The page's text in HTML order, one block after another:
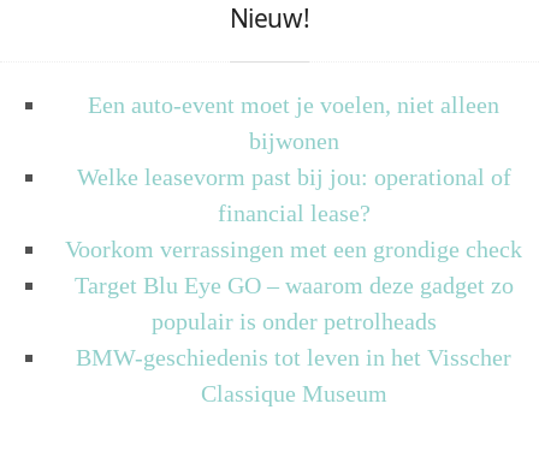
Nieuw!
Een auto-event moet je voelen, niet alleen
bijwonen
Welke leasevorm past bij jou: operational of
financial lease?
Voorkom verrassingen met een grondige check
Target Blu Eye GO – waarom deze gadget zo
populair is onder petrolheads
BMW-geschiedenis tot leven in het Visscher
Classique Museum